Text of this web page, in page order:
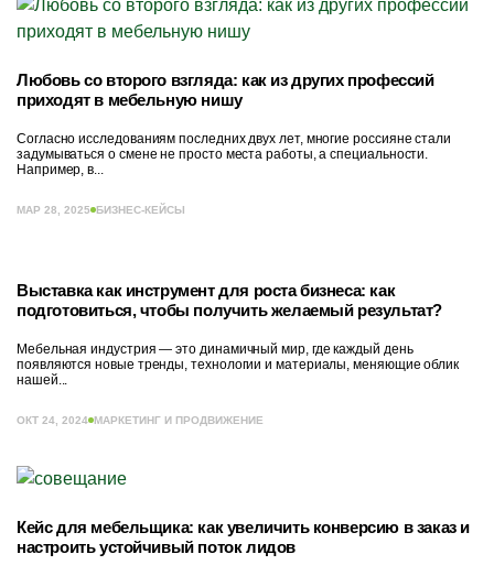
Любовь со второго взгляда: как из других профессий
приходят в мебельную нишу
Согласно исследованиям последних двух лет, многие россияне стали
задумываться о смене не просто места работы, а специальности.
Например, в...
МАР 28, 2025 БИЗНЕС-КЕЙСЫ
Выставка как инструмент для роста бизнеса: как
подготовиться, чтобы получить желаемый результат?
Мебельная индустрия — это динамичный мир, где каждый день
появляются новые тренды, технологии и материалы, меняющие облик
нашей...
ОКТ 24, 2024 МАРКЕТИНГ И ПРОДВИЖЕНИЕ
Кейс для мебельщика: как увеличить конверсию в заказ и
настроить устойчивый поток лидов